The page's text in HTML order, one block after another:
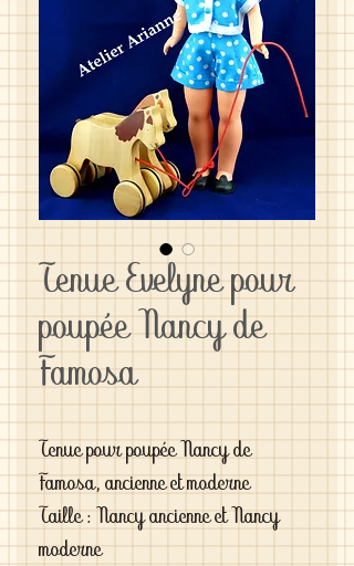
Tenue Evelyne pour
poupée Nancy de
Famosa
Tenue pour poupée Nancy de
Famosa, ancienne et moderne
Taille : Nancy ancienne et Nancy
moderne